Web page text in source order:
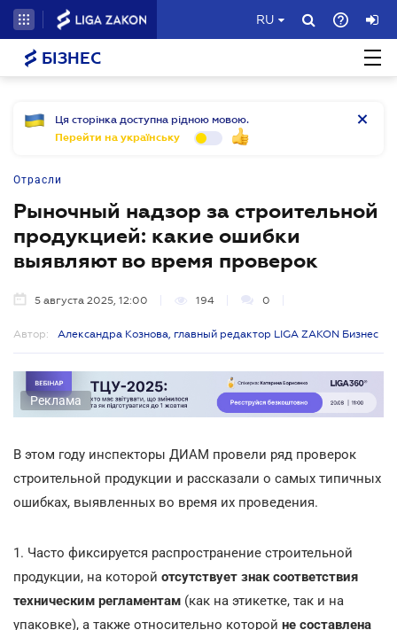
RU
БІЗНЕС
Ця сторінка доступна рідною мовою.
Перейти на українську
Отрасли
Рыночный надзор за строительной
продукцией: какие ошибки
выявляют во время проверок
5 августа 2025, 12:00 194 0
Автор: Александра Кознова, главный редактор LIGA ZAKON Бизнес
Реклама
В этом году инспекторы ДИАМ провели ряд проверок
строительной продукции и рассказали о самых типичных
ошибках, выявленных во время их проведения.
1. Часто фиксируется распространение строительной
продукции, на которой отсутствует знак соответствия
техническим регламентам (как на этикетке, так и на
упаковке), а также относительно которой не составлена